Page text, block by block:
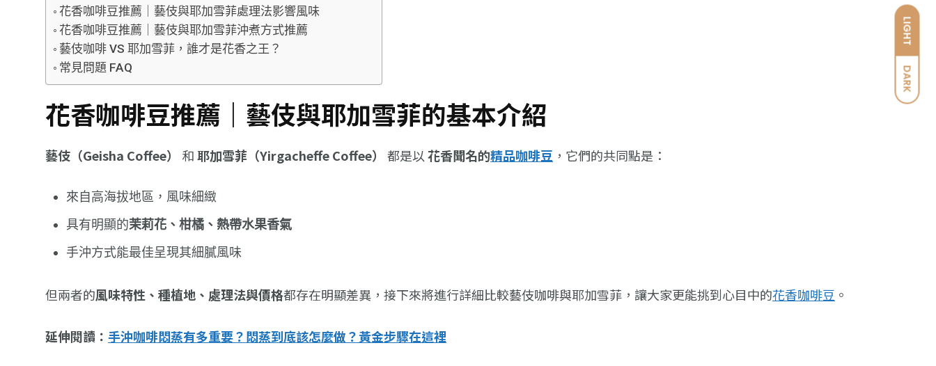
LIGHT
DARK
花香咖啡豆推薦｜藝伎與耶加雪菲處理法影響風味
花香咖啡豆推薦｜藝伎與耶加雪菲沖煮方式推薦
藝伎咖啡 VS 耶加雪菲，誰才是花香之王？
常見問題 FAQ
花香咖啡豆推薦｜藝伎與耶加雪菲的基本介紹
藝伎（Geisha Coffee） 和耶加雪菲（Yirgacheffe Coffee） 都是以 花香聞名的精品咖啡豆 ，它們的共同點是：
來自高海拔地區，風味細緻
具有明顯的茉莉花、柑橘、熱帶水果香氣
手沖方式能最佳呈現其細膩風味
但兩者的風味特性、種植地、處理法與價格都存在明顯差異，接下來將進行詳細比較藝伎咖啡與耶加雪菲，讓大家更能挑到心目中的花香咖啡豆 。
延伸閱讀： 手沖咖啡悶蒸有多重要？悶蒸到底該怎麼做？黃金步驟在這裡